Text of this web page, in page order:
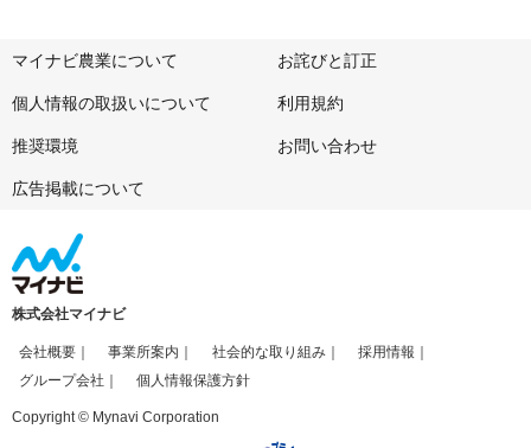
マイナビ農業について お詫びと訂正
個人情報の取扱いについて 利用規約
推奨環境 お問い合わせ
広告掲載について
株式会社マイナビ
会社概要 事業所案内 社会的な取り組み
採用情報
グループ会社
個人情報保護方針
Copyright © Mynavi Corporation